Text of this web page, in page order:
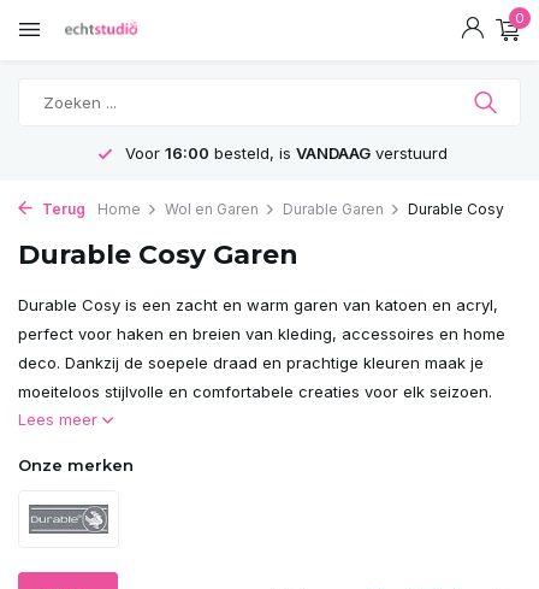
0
Voor 16:00 besteld, is VANDAAGverstuurd
Terug Home Wol en Garen Durable Garen Durable Cosy
Durable Cosy Garen
Durable Cosy is een zacht en warm garen van katoen en acryl,
perfect voor haken en breien van kleding, accessoires en home
deco. Dankzij de soepele draad en prachtige kleuren maak je
moeiteloos stijlvolle en comfortabele creaties voor elk seizoen.
Lees meer
Onze merken